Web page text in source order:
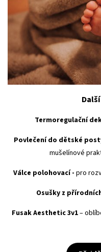
Termoregulační
Povlečení do dětské
mušelínové
Válce polohovací - pro
Osušky z
Fusak Aesthetic 3v1–